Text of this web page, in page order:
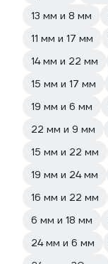
13 мм и 8 мм
11 мм и 17 мм
14 мм и 22 мм
15 мм и 17 мм
19 мм и 6 мм
22 мм и 9 мм
15 мм и 22 мм
19 мм и 24 мм
16 мм и 22 мм
6 мм и 18 мм
24 мм и 6 мм